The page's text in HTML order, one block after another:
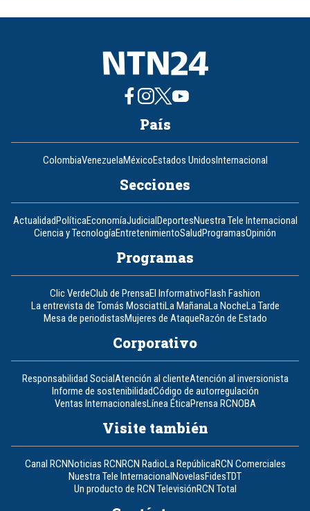
8
País
ColombiaVenezuelaMéxicoEstados UnidosInternacional
Secciones
ActualidadPolíticaEconomíaJudicialDeportesNuestra Tele Internacional
Ciencia y TecnologíaEntretenimientoSaludProgramasOpinión
Programas
Clic VerdeClub de PrensaEl InformativoFlash Fashion
La entrevista de Tomás MosciattiLa MañanaLa NocheLa Tarde
Mesa de periodistasMujeres de AtaqueRazón de Estado
Corporativo
Responsabilidad SocialAtención al clienteAtención al inversionista
Informe de sostenibilidadCódigo de autorregulación
Ventas InternacionalesLínea ÉticaPrensa RCNOBA
Visite también
Canal RCNNoticias RCNRCN RadioLa RepúblicaRCN Comerciales
Nuestra Tele InternacionalNovelasFidesTDT
Un producto de RCN TelevisiónRCN Total